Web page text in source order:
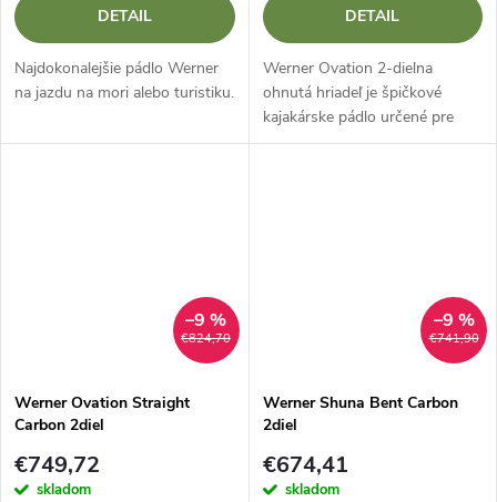
DETAIL
Najdokonalejšie pádlo Werner
na jazdu na mori alebo turistiku.
DETAIL
Werner Ovation 2-dielna
ohnutá hriadeľ je špičkové
kajakárske pádlo určené pre
náročných vodákov, ktorí
€824,70
–9 %
Werner Ovation Straight
Carbon 2diel
€749,72
skladom
€741,90
–9 %
Werner Shuna Bent Carbon
2diel
€674,41
skladom